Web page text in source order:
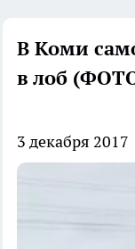
В Коми
в лоб
3 декабря 2017